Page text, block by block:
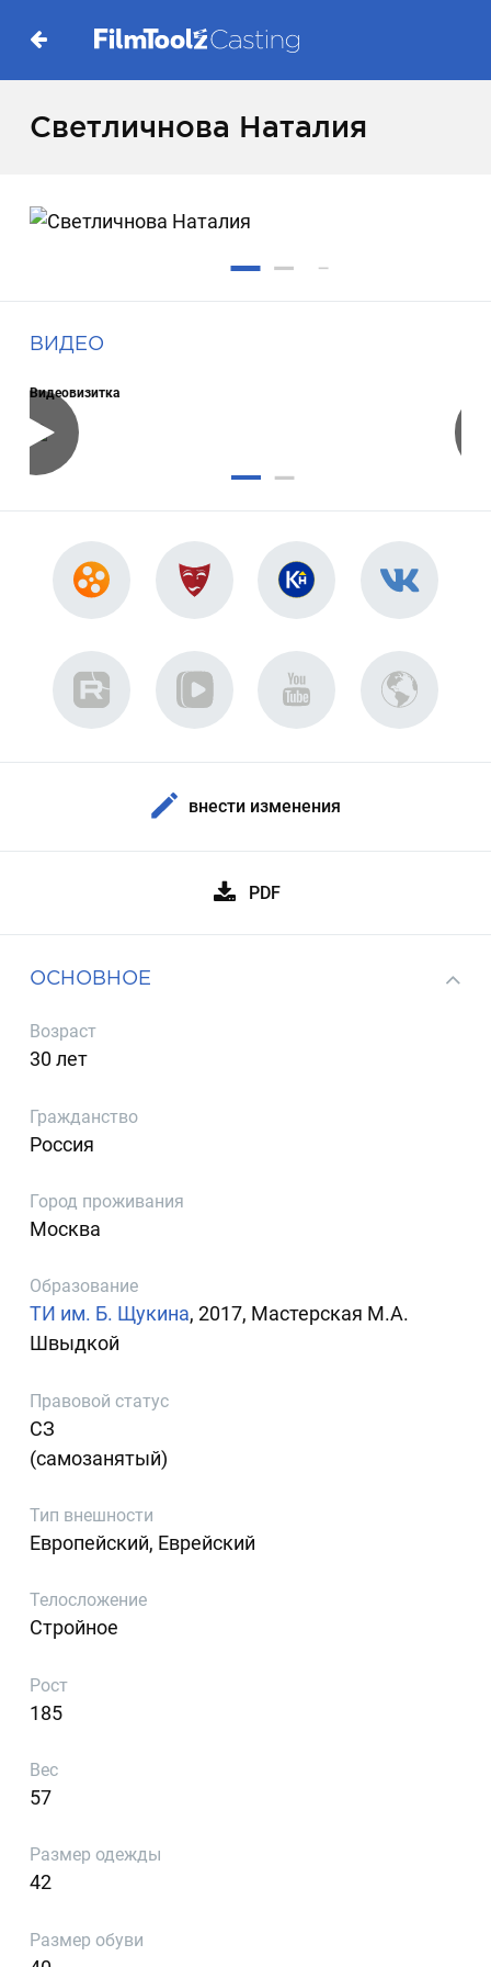
Светличнова Наталия
ВИДЕО
Видеовизитка
внести изменения
PDF
ОСНОВНОЕ
Возраст
30 лет
Гражданство
Россия
Город проживания
Москва
Образование
ТИ им. Б. Щукина, 2017, Мастерская М.А.
Швыдкой
Правовой статус
СЗ
(самозанятый)
Тип внешности
Европейский, Еврейский
Телосложение
Стройное
Рост
185
Вес
57
Размер одежды
42
Размер обуви